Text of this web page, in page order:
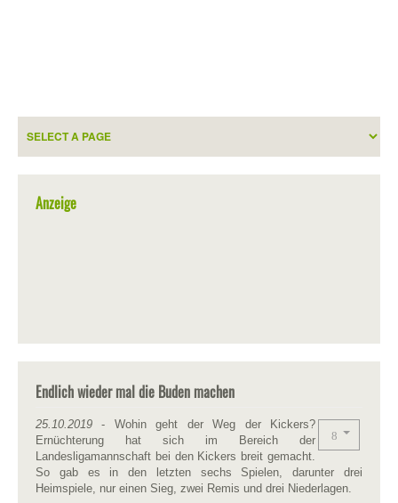
Anzeige
Endlich wieder mal die Buden machen
25.10.2019 - Wohin geht der Weg der Kickers?
Ernüchterung hat sich im Bereich der
Landesligamannschaft bei den Kickers breit gemacht.
So gab es in den letzten sechs Spielen, darunter drei
Heimspiele, nur einen Sieg, zwei Remis und drei Niederlagen.